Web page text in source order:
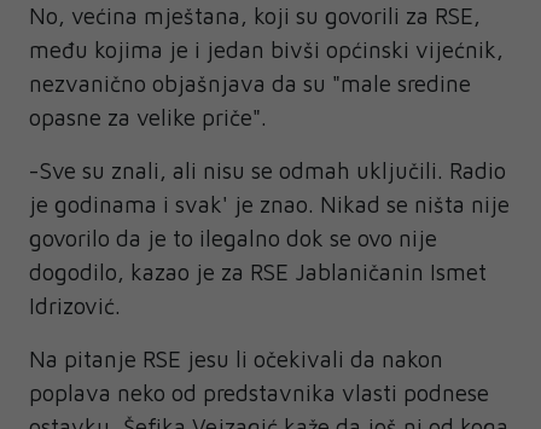
No, većina mještana, koji su govorili za RSE,
među kojima je i jedan bivši općinski vijećnik,
nezvanično objašnjava da su "male sredine
opasne za velike priče".
-Sve su znali, ali nisu se odmah uključili. Radio
je godinama i svak' je znao. Nikad se ništa nije
govorilo da je to ilegalno dok se ovo nije
dogodilo, kazao je za RSE Jablaničanin Ismet
Idrizović.
Na pitanje RSE jesu li očekivali da nakon
poplava neko od predstavnika vlasti podnese